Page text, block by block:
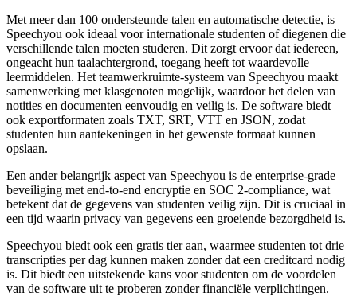
Met meer dan 100 ondersteunde talen en automatische detectie, is
Speechyou ook ideaal voor internationale studenten of diegenen die
verschillende talen moeten studeren. Dit zorgt ervoor dat iedereen,
ongeacht hun taalachtergrond, toegang heeft tot waardevolle
leermiddelen. Het teamwerkruimte-systeem van Speechyou maakt
samenwerking met klasgenoten mogelijk, waardoor het delen van
notities en documenten eenvoudig en veilig is. De software biedt
ook exportformaten zoals TXT, SRT, VTT en JSON, zodat
studenten hun aantekeningen in het gewenste formaat kunnen
opslaan.
Een ander belangrijk aspect van Speechyou is de enterprise-grade
beveiliging met end-to-end encryptie en SOC 2-compliance, wat
betekent dat de gegevens van studenten veilig zijn. Dit is cruciaal in
een tijd waarin privacy van gegevens een groeiende bezorgdheid is.
Speechyou biedt ook een gratis tier aan, waarmee studenten tot drie
transcripties per dag kunnen maken zonder dat een creditcard nodig
is. Dit biedt een uitstekende kans voor studenten om de voordelen
van de software uit te proberen zonder financiële verplichtingen.